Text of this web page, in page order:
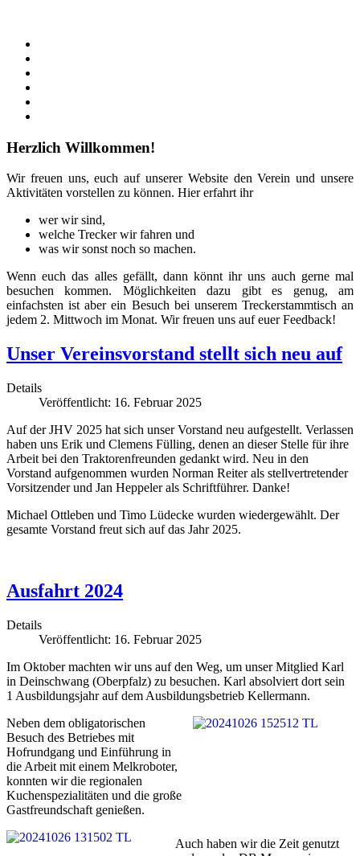
Herzlich Willkommen!
Wir freuen uns, euch auf unserer Website den Verein und unsere
Aktivitäten vorstellen zu können. Hier erfahrt ihr
wer wir sind,
welche Trecker wir fahren und
was wir sonst noch so machen.
Wenn euch das alles gefällt, dann könnt ihr uns auch gerne mal
besuchen kommen. Möglichkeiten dazu gibt es genug, am
einfachsten ist aber ein Besuch bei unserem Treckerstammtisch an
jedem 2. Mittwoch im Monat. Wir freuen uns auf euer Feedback!
Unser Vereinsvorstand stellt sich neu auf
Details
Veröffentlicht: 16. Februar 2025
Auf der JHV 2025 hat sich unser Vorstand neu aufgestellt. Verlassen
haben uns Erik und Clemens Fülling, denen an dieser Stelle für ihre
Arbeit bei den Traktorenfreunden gedankt wird. Neu in den
Vorstand aufgenommen wurden Norman Reiter als stellvertretender
Vorsitzender und Jan Heppeler als Schriftführer. Danke!
Michael Ottleben und Timo Lüdecke wurden wiedergewählt. Der
gesamte Vorstand freut sich auf das Jahr 2025.
Ausfahrt 2024
Details
Veröffentlicht: 16. Februar 2025
Im Oktober machten wir uns auf den Weg, um unser Mitglied Karl
in Deinschwang (Oberpfalz) zu besuchen. Karl absolviert dort sein
1 Ausbildungsjahr auf dem Ausbildungsbetrieb Kellermann.
Neben dem obligatorischen
Besuch des Betriebes mit
Hofrundgang und Einführung in
die Arbeit mit einem Melkroboter,
konnten wir die regionalen
Kuchenspezialitäten und die große
Gastfreundschaft genießen.
Auch haben wir die Zeit genutzt